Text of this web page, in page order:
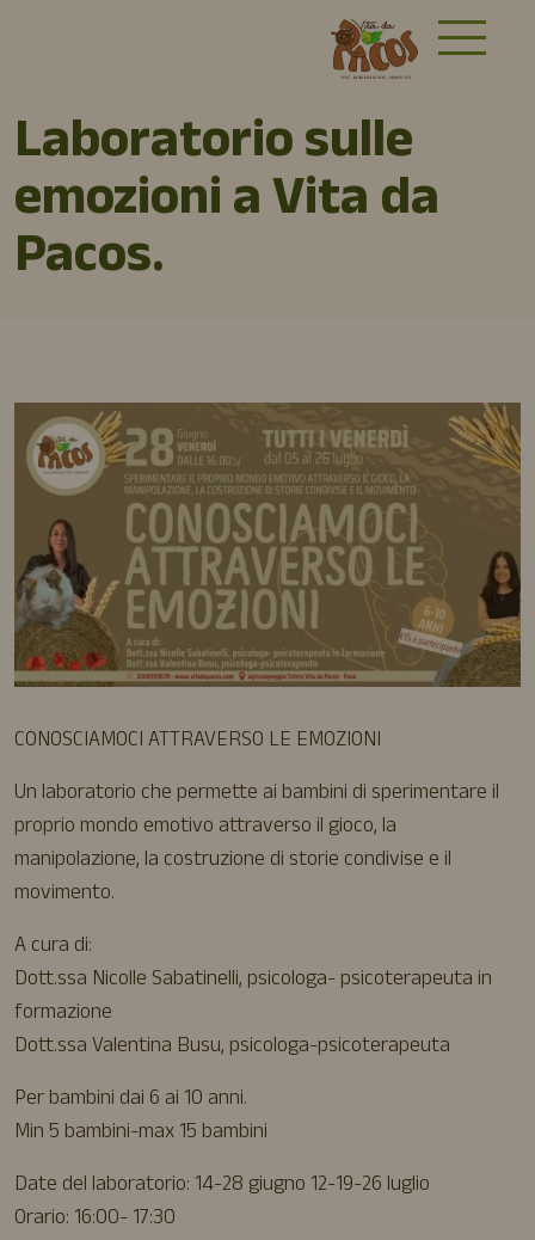
Laboratorio sulle
emozioni a Vita da
Pacos.
CONOSCIAMOCI ATTRAVERSO LE EMOZIONI
Un laboratorio che permette ai bambini di sperimentare il
proprio mondo emotivo attraverso il gioco, la
manipolazione, la costruzione di storie condivise e il
movimento.
A cura di:
Dott.ssa Nicolle Sabatinelli, psicologa- psicoterapeuta in
formazione
Dott.ssa Valentina Busu, psicologa-psicoterapeuta
Per bambini dai 6 ai 10 anni.
Min 5 bambini-max 15 bambini
Date del laboratorio: 14-28 giugno 12-19-26 luglio
Orario: 16:00- 17:30